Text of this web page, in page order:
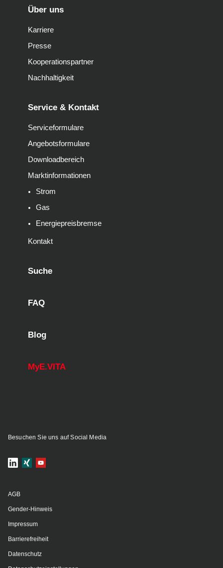
Über uns
Karriere
Presse
Kooperationspartner
Nachhaltigkeit
Service & Kontakt
Serviceformulare
Angebotsformulare
Downloadbereich
Marktinformationen
Strom
Gas
Energiepreisbremse
Kontakt
Suche
FAQ
Blog
MyE.VITA
Besuchen Sie uns auf Social Media
AGB
Gender-Hinweis
Impressum
Barrierefreiheit
Datenschutz